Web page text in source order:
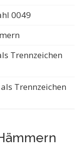
0049
Trennzeichen
Trennzeichen